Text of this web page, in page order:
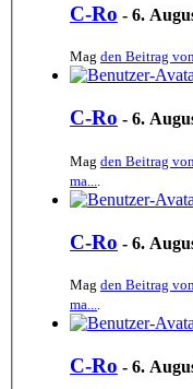
C-Ro - 6.
Mag den Beitrag
C-Ro - 6.
Mag den Beitrag von
ma...
C-Ro - 6.
Mag den Beitrag
ma....
C-Ro - 6.